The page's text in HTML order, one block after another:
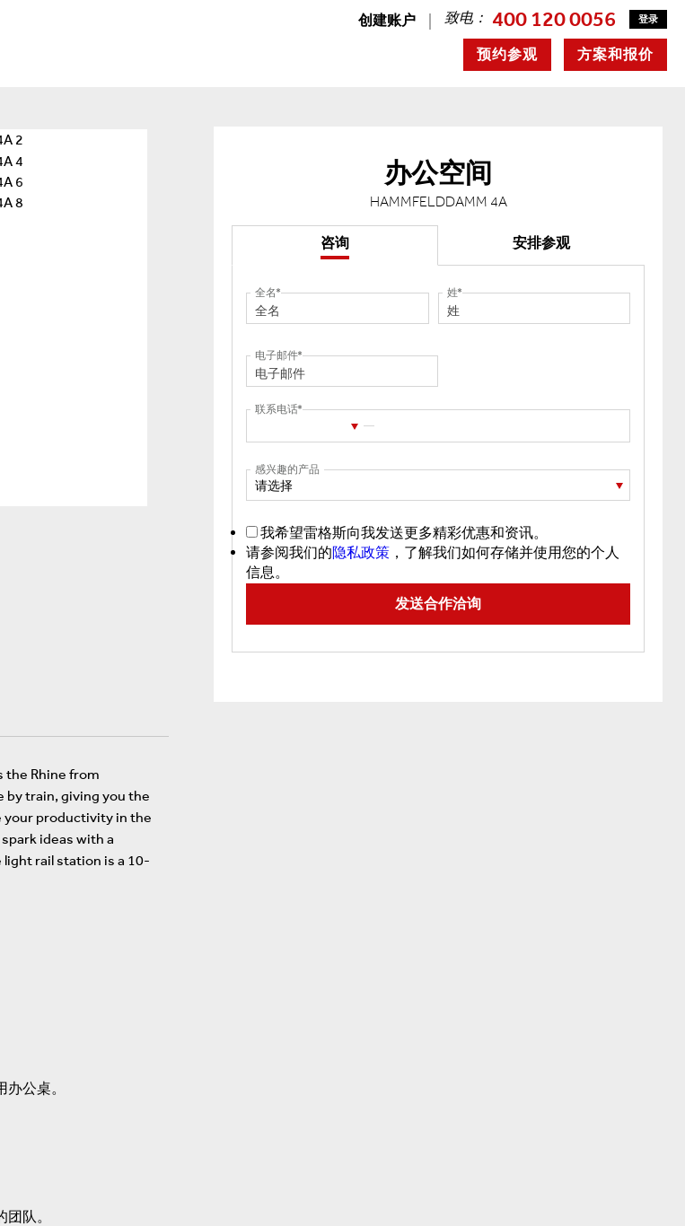
创建账户 致电： 400 120 0056 登录
方案和报价
预约参观
the Rhine from
by train, giving you the
your productivity in the
ideas with a
light rail station is a 10-
公桌。
队。
办公空间
HAMMFELDDAMM 4A
咨询 安排参观
全名 姓
电子邮件
联系电话
感兴趣的产品
请选择
我希望雷格斯向我发送更多精彩优惠和资讯。
请参阅我们的隐私政策 ，了解我们如何存储并使用您的个人
信息。